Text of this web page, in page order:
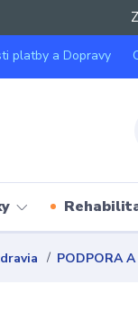
platby a Dopravy
PODPORA A